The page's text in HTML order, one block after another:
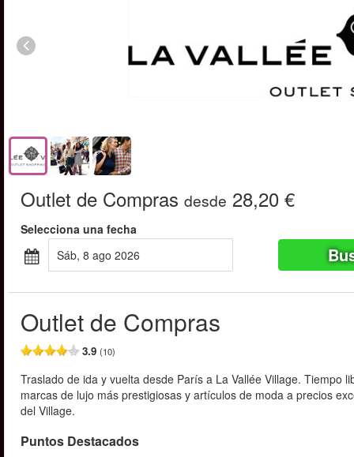
Outlet de Compras desde 28,20 €
Selecciona una fecha
sáb, 8 ago 2026
Outlet de Compras
3.9 (10)
Traslado de ida y vuelta desde París a La Vallée Village.
marcas de lujo más prestigiosas y artículos de moda a precios
del Village.
Puntos Destacados